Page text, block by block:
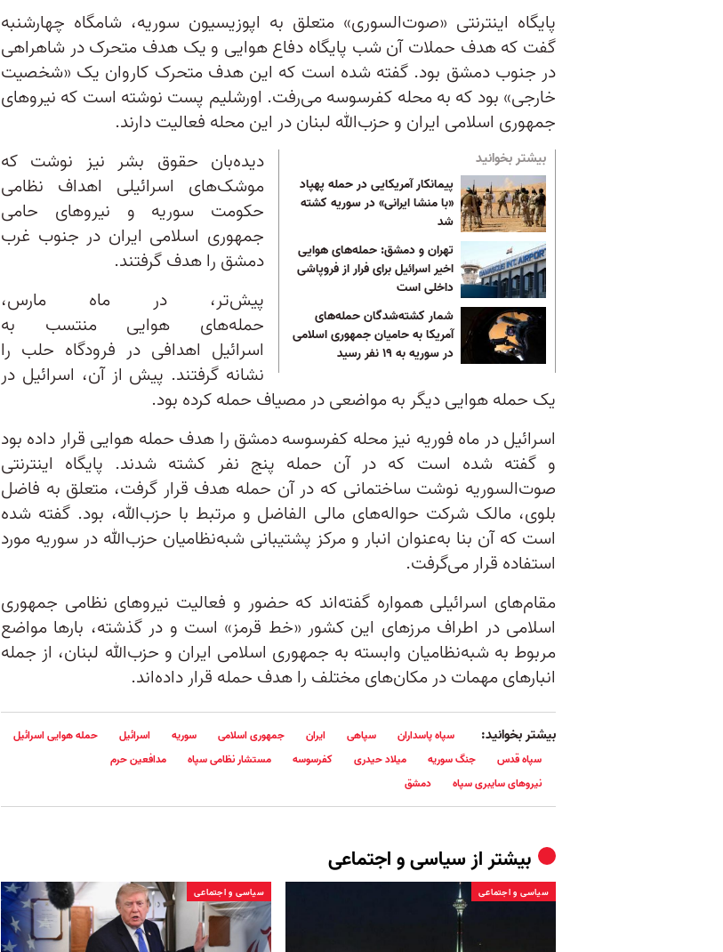
پایگاه اینترنتی «صوت‌السوری»‌ متعلق به اپوزیسیون سوریه، شامگاه چهارشنبه
گفت که هدف حملات آن شب پایگاه دفاع هوایی و یک هدف متحرک در شاهراهی
در جنوب دمشق بود. گفته شده است که این هدف متحرک کاروان یک «شخصیت
خارجی» بود که به محله کفرسوسه می‌رفت. اورشلیم‌ پست نوشته است که نیروهای
جمهوری اسلامی ایران و حزب‌الله لبنان در این محله فعالیت دارند.
بیشتر بخوانید
پیمانکار آمریکایی در حمله پهپاد
«با منشا ایرانی» در سوریه کشته
شد
تهران و دمشق: حمله‌های هوایی
اخیر اسرائیل برای فرار از فروپاشی
داخلی است
شمار کشته‌شدگان حمله‌های
آمریکا به حامیان جمهوری اسلامی
در سوریه به ۱۹ نفر رسید
دیده‌بان حقوق بشر نیز نوشت که
موشک‌های اسرائیلی اهداف نظامی
حکومت سوریه و نیروهای حامی
جمهوری اسلامی ایران در جنوب‌ غرب
دمشق را هدف گرفتند.
پیش‌تر، در ماه مارس،
حمله‌های هوایی منتسب به
اسرائیل اهدافی در فرودگاه حلب را
نشانه گرفتند. پیش از آن، اسرائیل در
یک حمله هوایی دیگر به مواضعی در مصیاف حمله کرده بود.
اسرائیل در ماه فوریه نیز محله کفرسوسه دمشق را هدف حمله هوایی قرار داده بود
و گفته شده است که در آن حمله پنج نفر کشته شدند. پایگاه اینترنتی
صوت‌السوریه نوشت ساختمانی که در آن حمله هدف قرار گرفت، متعلق به فاضل
بلوی، مالک شرکت حواله‌های مالی الفاضل و مرتبط با حزب‌الله، بود. گفته شده
است که آن بنا به‌عنوان انبار و مرکز پشتیبانی شبه‌نظامیان حزب‌الله در سوریه مورد
استفاده قرار می‌گرفت.
مقام‌های اسرائیلی همواره گفته‌اند که حضور و فعالیت نیروهای نظامی جمهوری
اسلامی در اطراف مرزهای این کشور «خط قرمز» است و در گذشته، بارها مواضع
مربوط به شبه‌نظامیان وابسته به جمهوری اسلامی ایران و حزب‌الله لبنان، از جمله
انبارهای مهمات در مکان‌های مختلف را هدف حمله قرار داده‌اند.
بیشتر بخوانید: سپاه پاسداران سپاهی ایران جمهوری اسلامی سوریه اسرائیل
حمله هوایی اسرائیل
سپاه قدس
جنگ سوریه میلاد حیدری کفرسوسه مستشار نظامی سپاه
مدافعین حرم
نیروهای سایبری سپاه
دمشق
بیشتر ازسیاسی و اجتماعی
سیاسی و اجتماعی سیاسی و اجتماعی